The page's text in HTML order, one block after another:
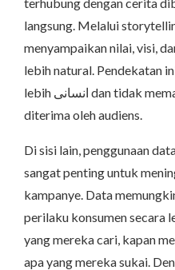
langsung. Melalui
menyampaikan nilai, visi,
lebih natural. Pendekatan
lebih انسانی dan tidak memaksa, sehingga lebih mudah
diterima oleh audiens.
Di sisi lain, penggunaan
sangat penting untuk
kampanye. Data
perilaku konsumen secara
yang mereka cari, kapan
apa yang mereka sukai.